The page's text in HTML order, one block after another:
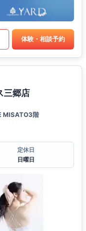
体験・相談予約
三郷店
MISATO3階
定休日
日曜日